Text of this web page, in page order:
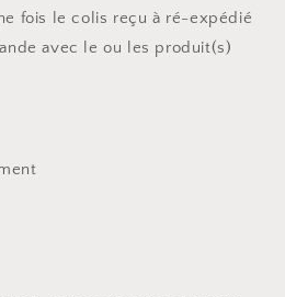
fois le colis reçu à ré-expédié
avec le ou les produit(s)